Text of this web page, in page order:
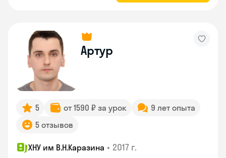
Артур
5 от 1590 ₽ за урок
9 лет опыта
5 отзывов
ХНУ им В.Н.Каразина • 2017 г.